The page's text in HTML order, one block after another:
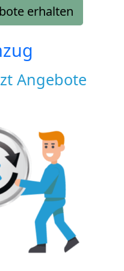
erhalten
Angebote